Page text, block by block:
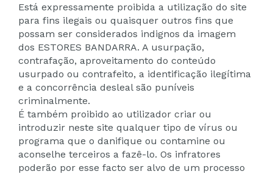
Está expressamente proibida a utilização do site
para fins ilegais ou quaisquer outros fins que
possam ser considerados indignos da imagem
dos ESTORES BANDARRA. A usurpação,
contrafação, aproveitamento do conteúdo
usurpado ou contrafeito, a identificação ilegítima
e a concorrência desleal são puníveis
criminalmente.
É também proibido ao utilizador criar ou
introduzir neste site qualquer tipo de vírus ou
programa que o danifique ou contamine ou
aconselhe terceiros a fazê-lo. Os infratores
poderão por esse facto ser alvo de um processo